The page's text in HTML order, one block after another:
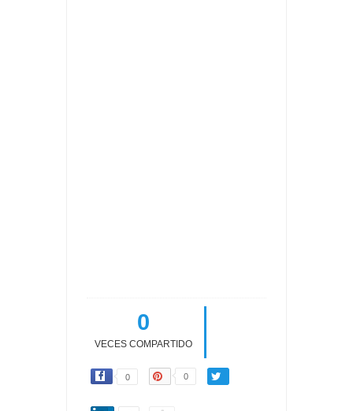
0
VECES COMPARTIDO
0 0